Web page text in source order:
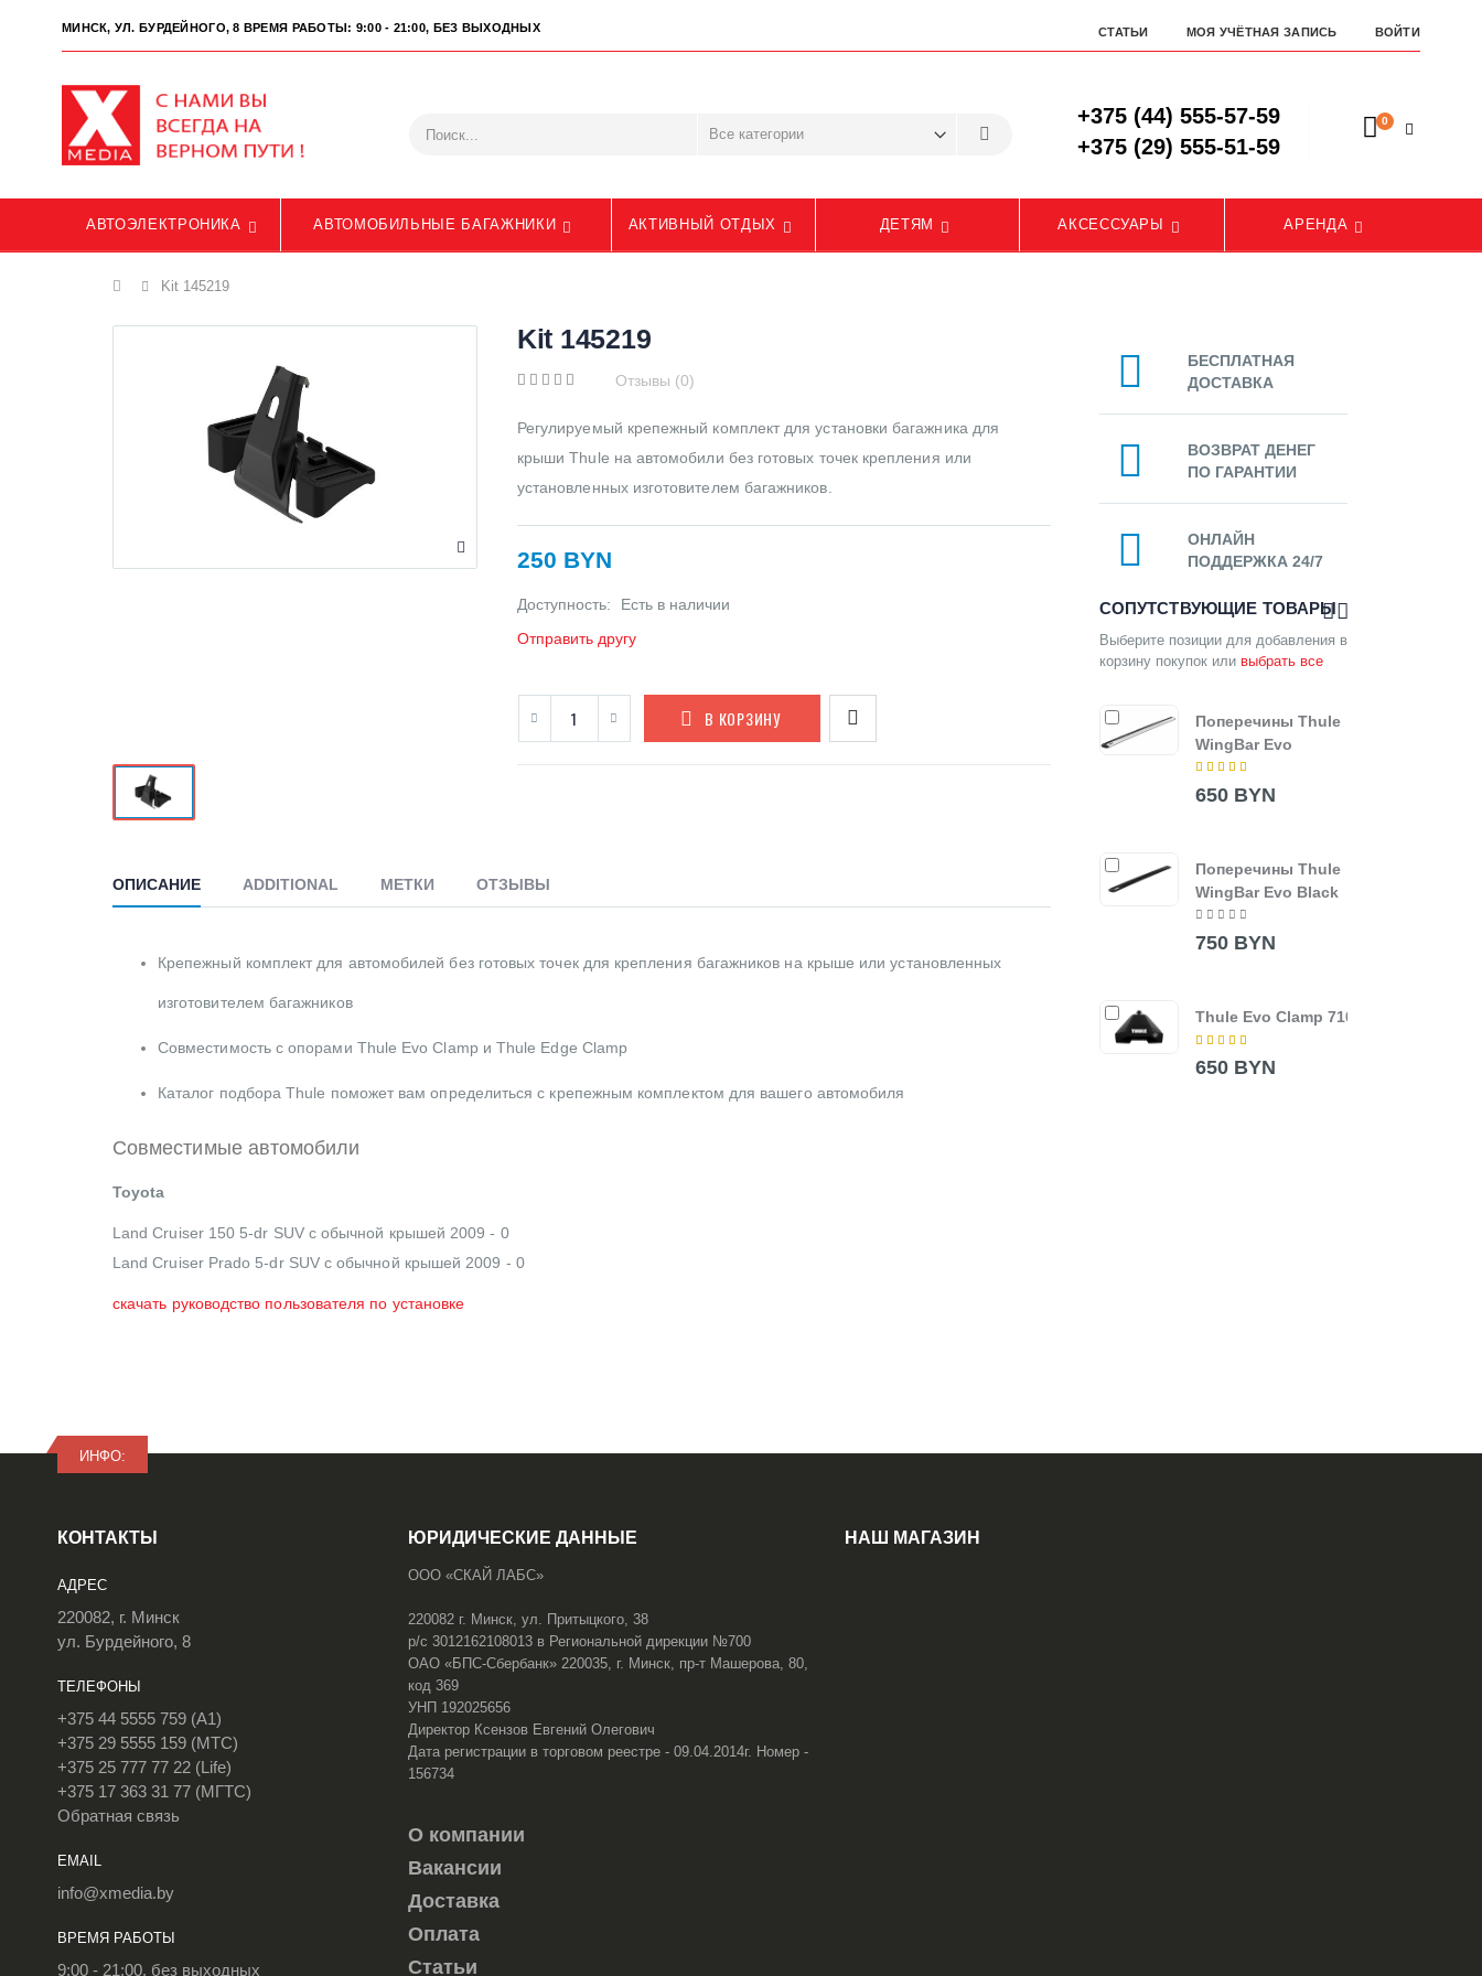
МИНСК, УЛ. БУРДЕЙНОГО, 8 ВРЕМЯ РАБОТЫ: 9:00 - 21:00, БЕЗ ВЫХОДНЫХ СТАТЬИ МОЯ УЧЁТНАЯ ЗАПИСЬ ВОЙТИ
+375 (44) 555-57-59
+375 (29) 555-51-59
0
АВТОЭЛЕКТРОНИКА АВТОМОБИЛЬНЫЕ БАГАЖНИКИ АКТИВНЫЙ ОТДЫХ ДЕТЯМ АКСЕССУАРЫ АРЕНДА
Главная
Kit 145219
Kit 145219
Отзывы (0)
Регулируемый крепежный комплект для установки багажника для
крыши Thule на автомобили без готовых точек крепления или
установленных изготовителем багажников.
250 BYN
Доступность:
Есть в наличии
Отправить другу
В КОРЗИНУ
ОПИСАНИЕ ADDITIONAL МЕТКИ ОТЗЫВЫ
Крепежный комплект для автомобилей без готовых точек для крепления багажников на крыше или установленных
изготовителем багажников
Совместимость с опорами Thule Evo Clamp и Thule Edge Clamp
Каталог подбора Thule поможет вам определиться с крепежным комплектом для вашего автомобиля
Совместимые автомобили
Toyota
Land Cruiser 150 5-dr SUV с обычной крышей 2009 - 0
Land Cruiser Prado 5-dr SUV с обычной крышей 2009 - 0
скачать руководство пользователя по установке
БЕСПЛАТНАЯ
ДОСТАВКА
ВОЗВРАТ ДЕНЕГ
ПО ГАРАНТИИ
ОНЛАЙН
ПОДДЕРЖКА 24/7
СОПУТСТВУЮЩИЕ ТОВАРЫ
Выберите позиции для добавления в
корзину покупок или выбрать все
Поперечины Thule
WingBar Evo
650 BYN
Поперечины Thule
WingBar Evo Black
750 BYN
Thule Evo Clamp 7105
650 BYN
ИНФО:
КОНТАКТЫ
АДРЕС
220082, г. Минск
ул. Бурдейного, 8
ТЕЛЕФОНЫ
+375 44 5555 759 (A1)
+375 29 5555 159 (МТС)
+375 25 777 77 22 (Life)
+375 17 363 31 77 (МГТС)
Обратная связь
EMAIL
info@xmedia.by
ВРЕМЯ РАБОТЫ
9:00 - 21:00, без выходных
ЮРИДИЧЕСКИЕ ДАННЫЕ
ООО «СКАЙ ЛАБС»
220082 г. Минск, ул. Притыцкого, 38
р/с 3012162108013 в Региональной дирекции №700
ОАО «БПС-Сбербанк» 220035, г. Минск, пр-т Машерова, 80,
код 369
УНП 192025656
Директор Ксензов Евгений Олегович
Дата регистрации в торговом реестре - 09.04.2014г. Номер -
156734
О компании
Вакансии
Доставка
Оплата
Статьи
НАШ МАГАЗИН